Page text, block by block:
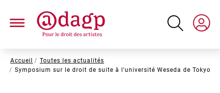
contenu
Fil
d'Ariane
Accueil
Toutes les actualités
Symposium sur le droit de suite à l'université Weseda de Tokyo